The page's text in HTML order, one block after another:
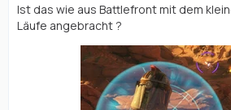
Ist das wie aus Battlefront mit dem
Läufe angebracht ?